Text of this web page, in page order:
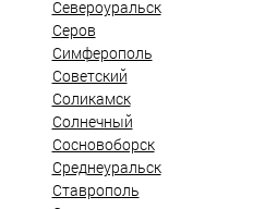
Североуральск
Серов
Симферополь
Советский
Соликамск
Солнечный
Сосновоборск
Среднеуральск
Ставрополь